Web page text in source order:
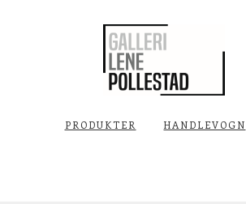
PRODUKTER HANDLEVOGN